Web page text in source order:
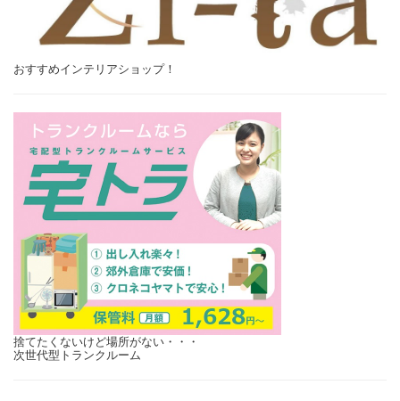
おすすめインテリアショップ！
捨てたくないけど場所がない・・・
次世代型トランクルーム